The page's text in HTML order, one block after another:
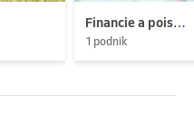
Financie a poistenie
1 podnik